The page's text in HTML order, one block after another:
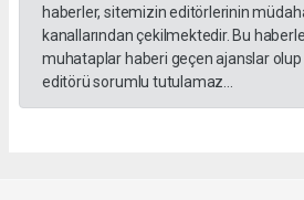
haberler, sitemizin editörlerinin
kanallarından çekilmektedir. Bu
muhataplar haberi geçen ajanslar
editörü sorumlu tutulamaz...